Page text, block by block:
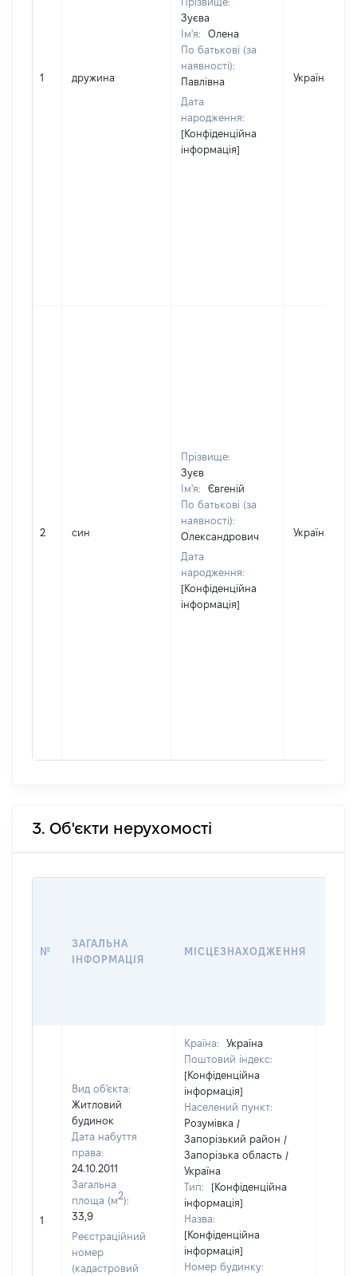
1 дружина
Зуєва
Ім'я:
Олена
По батькові (за
наявності):
Павлівна
Дата
народження:
[Конфіденційна
інформація]
Україна
2 син
Прізвище:
Зуєв
Ім'я:
Євгеній
По батькові (за
наявності):
Олександрович
Дата
народження:
[Конфіденційна
інформація]
Україна
3. Об'єкти нерухомості
№
ЗАГАЛЬНА
ІНФОРМАЦІЯ
МІСЦЕЗНАХОДЖЕННЯ
1
Вид об'єкта:
Житловий
будинок
Дата набуття
права:
24.10.2011
Загальна
площа (м2):
33,9
Реєстраційний
номер
(кадастровий
Країна:
Україна
Поштовий індекс:
[Конфіденційна
інформація]
Населений пункт:
Розумівка /
Запорізький район /
Запорізька область /
Україна
Тип:
[Конфіденційна
інформація]
Назва:
[Конфіденційна
інформація]
Номер будинку: